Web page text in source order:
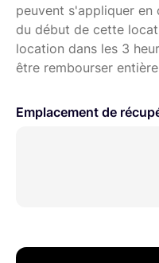
peuvent s'appliquer en
du début de cette
location dans les 3
être rembourser
Emplacement de